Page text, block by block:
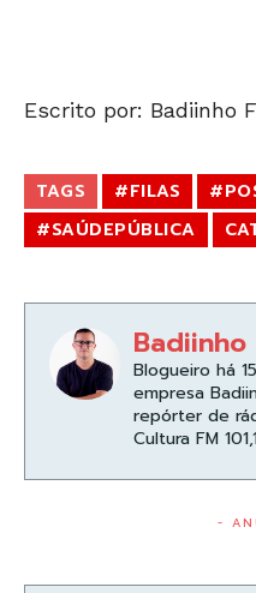
Escrito por: Badiinho
TAGS #FILAS
#SAÚDEPÚBLICA
Badiinho
Blogueiro há
empresa
repórter de
Cultura FM
-